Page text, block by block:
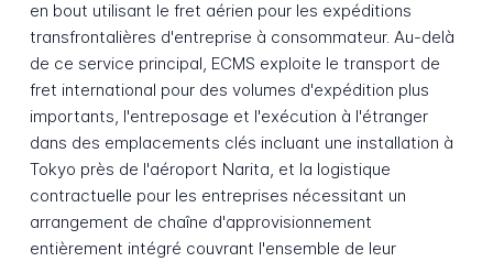
en bout utilisant le fret aérien pour les expéditions
transfrontalières d'entreprise à consommateur. Au-delà
de ce service principal, ECMS exploite le transport de
fret international pour des volumes d'expédition plus
importants, l'entreposage et l'exécution à l'étranger
dans des emplacements clés incluant une installation à
Tokyo près de l'aéroport Narita, et la logistique
contractuelle pour les entreprises nécessitant un
arrangement de chaîne d'approvisionnement
entièrement intégré couvrant l'ensemble de leur